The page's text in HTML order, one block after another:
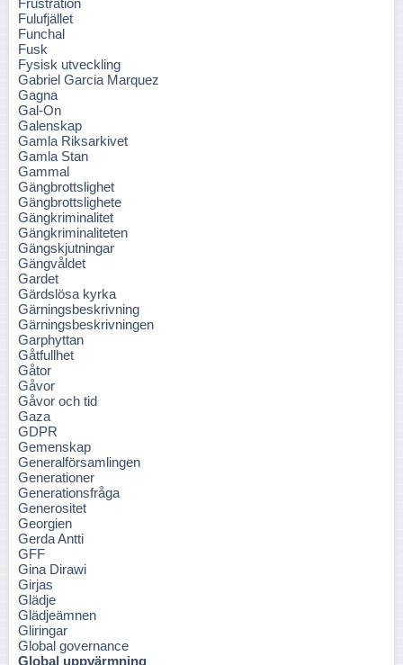
Frustration
Fulufjället
Funchal
Fusk
Fysisk utveckling
Gabriel Garcia Marquez
Gagna
Gal-On
Galenskap
Gamla Riksarkivet
Gamla Stan
Gammal
Gängbrottslighet
Gängbrottslighete
Gängkriminalitet
Gängkriminaliteten
Gängskjutningar
Gängvåldet
Gardet
Gärdslösa kyrka
Gärningsbeskrivning
Gärningsbeskrivningen
Garphyttan
Gåtfullhet
Gåtor
Gåvor
Gåvor och tid
Gaza
GDPR
Gemenskap
Generalförsamlingen
Generationer
Generationsfråga
Generositet
Georgien
Gerda Antti
GFF
Gina Dirawi
Girjas
Glädje
Glädjeämnen
Gliringar
Global governance
Global uppvärmning